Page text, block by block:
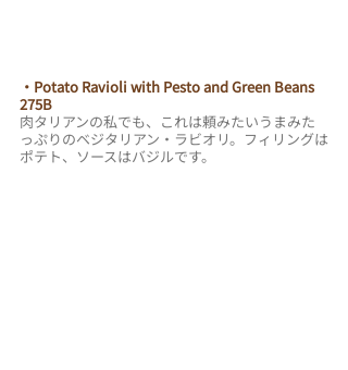
・Potato Ravioli with Pesto and Green Beans
275B
肉タリアンの私でも、これは頼みたいうまみた
っぷりのベジタリアン・ラビオリ。フィリングは
ポテト、ソースはバジルです。